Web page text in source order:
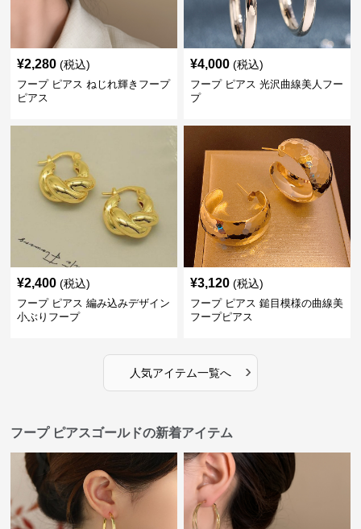
¥2,280 (税込)
フープ ピアス ねじれ輝きフープ
ピアス
¥4,000 (税込)
フープ ピアス 光沢曲線美人フー
プ
¥2,400 (税込)
フープ ピアス 編み込みデザイン
小ぶりフープ
¥3,120 (税込)
フープ ピアス 鎚目模様の曲線美
フープピアス
人気アイテム一覧へ ›
フープ ピアスゴールドの新着アイテム